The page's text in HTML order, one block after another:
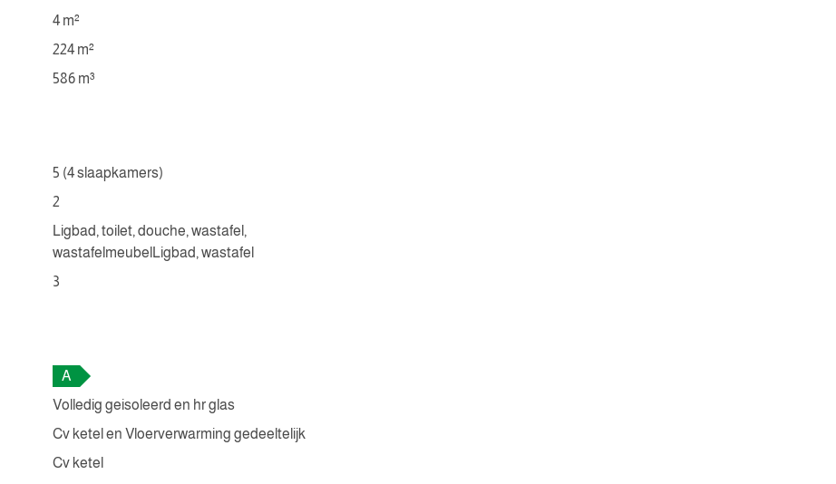
4 m²
224 m²
586 m³
5 (4 slaapkamers)
2
Ligbad, toilet, douche, wastafel,
wastafelmeubelLigbad, wastafel
3
A
Volledig geisoleerd en hr glas
Cv ketel en Vloerverwarming gedeeltelijk
Cv ketel